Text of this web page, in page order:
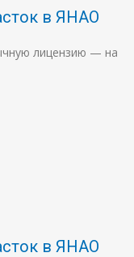
в ЯНАО
лицензию — на
в ЯНАО